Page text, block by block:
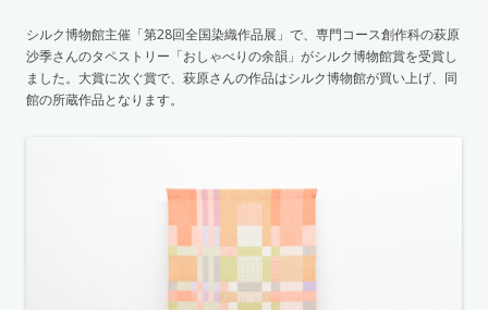
シルク博物館主催「第28回全国染織作品展」で、専門コース創作科の萩原
沙季さんのタペストリー「おしゃべりの余韻」がシルク博物館賞を受賞し
ました。大賞に次ぐ賞で、萩原さんの作品はシルク博物館が買い上げ、同
館の所蔵作品となります。